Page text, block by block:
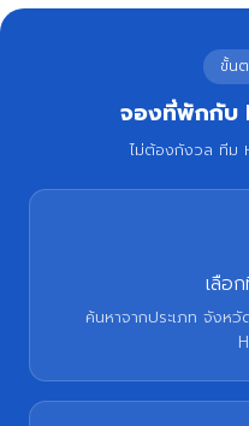
ขั้น
จองที่พักกับ
ไม่ต้องกังวล ทีม
เลือ
ค้นหาจากประเภท จังห